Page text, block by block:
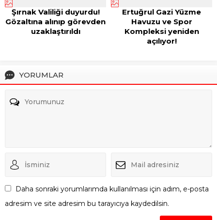
Şırnak Valiliği duyurdu!
Gözaltına alınıp görevden
uzaklaştırıldı
Ertuğrul Gazi Yüzme
Havuzu ve Spor
Kompleksi yeniden
açılıyor!
YORUMLAR
Daha sonraki yorumlarımda kullanılması için adım, e-posta
adresim ve site adresim bu tarayıcıya kaydedilsin.